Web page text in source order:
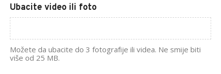
Ubacite video ili foto
Možete da ubacite do 3 fotografije ili videa. Ne smije biti
više od 25 MB.